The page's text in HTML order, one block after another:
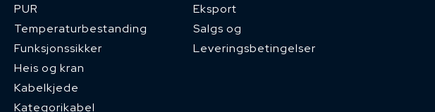
PUR
Temperaturbestanding
Funksjonssikker
Heis og kran
Kabelkjede
Kategorikabel
Eksport
Salgs og
Leveringsbetingelser